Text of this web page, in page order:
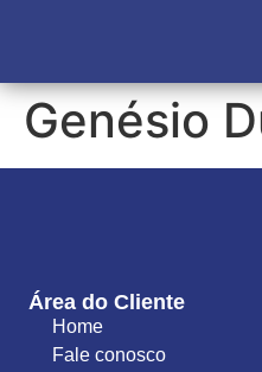
Genésio
Área do Cliente
Home
Fale conosco